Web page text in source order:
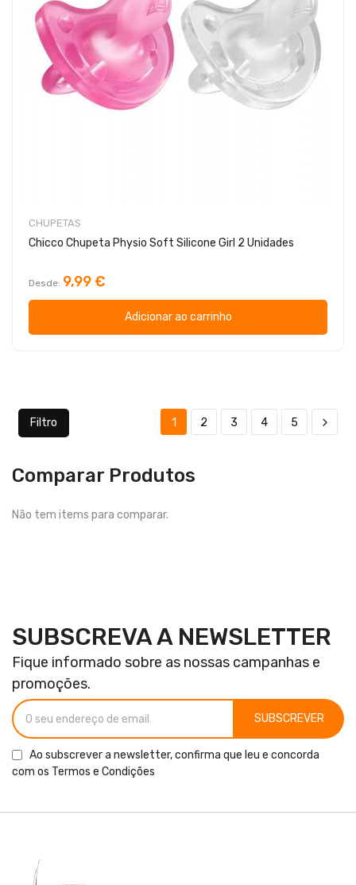
CHUPETAS
Chicco Chupeta Physio Soft Silicone Girl 2 Unidades
Desde 9,99 €
Adicionar ao carrinho
Filtro 1 2 3 4 5
Comparar Produtos
Não tem items para comparar.
SUBSCREVA A NEWSLETTER
Fique informado sobre as nossas campanhas e
promoções.
SUBSCREVER
Ao subscrever a newsletter, confirma que leu e concorda
com os Termos e Condições